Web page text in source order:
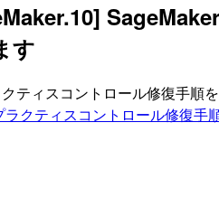
す
ティスコントロール修復手順を
クティスコントロール修復手